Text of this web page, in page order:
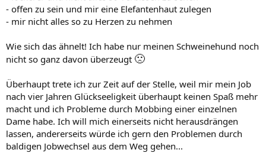
- offen zu sein und mir eine Elefantenhaut zulegen
- mir nicht alles so zu Herzen zu nehmen
Wie sich das ähnelt! Ich habe nur meinen Schweinehund noch
nicht so ganz davon überzeugt 🙁
Überhaupt trete ich zur Zeit auf der Stelle, weil mir mein Job
nach vier Jahren Glückseeligkeit überhaupt keinen Spaß mehr
macht und ich Probleme durch Mobbing einer einzelnen
Dame habe. Ich will mich einerseits nicht herausdrängen
lassen, andererseits würde ich gern den Problemen durch
baldigen Jobwechsel aus dem Weg gehen...